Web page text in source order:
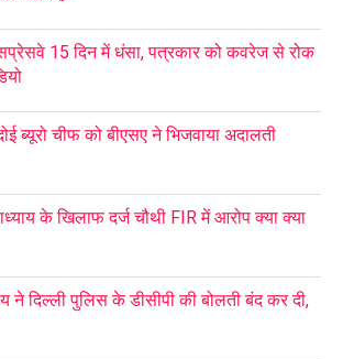
15 दिन में धंसा, पत्रकार को कवरेज से रोक
ब्यूरो चीफ को बीएसए ने भिजवाया अदालती
के खिलाफ दर्ज चौथी FIR में आरोप क्या क्या
ने दिल्ली पुलिस के डीसीपी की बोलती बंद कर दी,